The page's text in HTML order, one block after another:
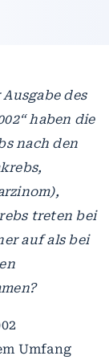
des
haben die
nach den
treten bei
auf als bei
Umfang